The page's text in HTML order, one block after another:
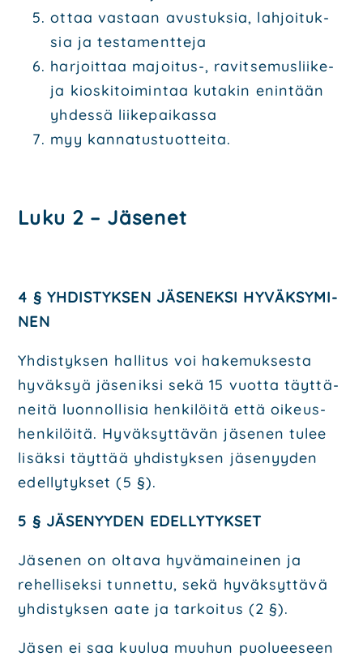
ottaa vas­taan avus­tuk­sia, lah­joi­tuk­
sia ja tes­ta­ment­te­ja
har­joit­taa majoi­tus-, ravit­se­mus­lii­ke-
ja kios­ki­toi­min­taa kuta­kin enin­tään
yhdes­sä lii­ke­pai­kas­sa
myy kan­na­tus­tuot­tei­ta.
Luku 2 – Jäse­net
4 § YHDIS­TYK­SEN JÄSE­NEK­SI HYVÄK­SY­MI­
NEN
Yhdis­tyk­sen hal­li­tus voi hake­muk­ses­ta
hyväk­syä jäse­nik­si sekä 15 vuot­ta täyt­tä­
nei­tä luon­nol­li­sia hen­ki­löi­tä että oikeus­
hen­ki­löi­tä. Hyväk­syt­tä­vän jäse­nen tulee
lisäk­si täyt­tää yhdis­tyk­sen jäse­nyy­den
edel­ly­tyk­set (5 §).
5 § JÄSE­NYY­DEN EDEL­LY­TYK­SET
Jäse­nen on olta­va hyvä­mai­nei­nen ja
rehel­li­sek­si tun­net­tu, sekä hyväk­syt­tä­vä
yhdis­tyk­sen aate ja tar­koi­tus (2 §).
Jäsen ei saa kuu­lua muu­hun puo­lu­ee­seen